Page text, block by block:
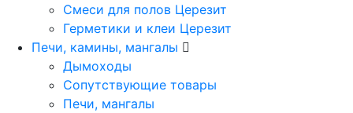
Смеси для полов Церезит
Герметики и клеи Церезит
Печи, камины, мангалы
Дымоходы
Сопутствующие товары
Печи, мангалы